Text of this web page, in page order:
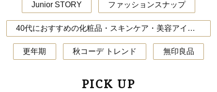
Junior STORY ファッションスナップ
40代におすすめの化粧品・スキンケア・美容アイテム
更年期 秋コーデ トレンド 無印良品
PICK UP